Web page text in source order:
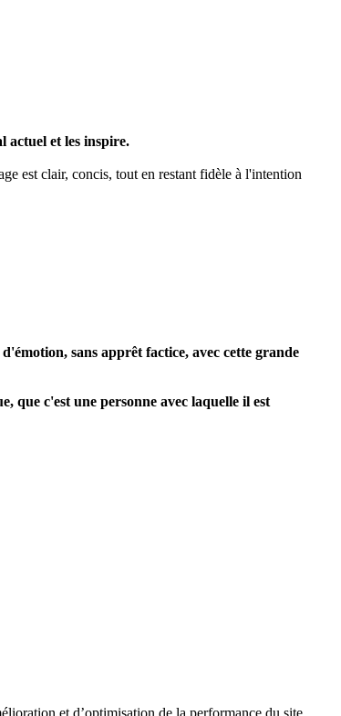
actuel et les inspire.
est clair, concis, tout en restant fidèle à l'intention
sans apprêt factice, avec cette grande
que c'est une personne avec laquelle il est
et d’optimisation de la performance du site